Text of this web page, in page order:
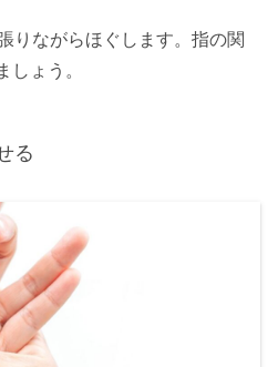
りながらほぐします。指の関
しょう。
る